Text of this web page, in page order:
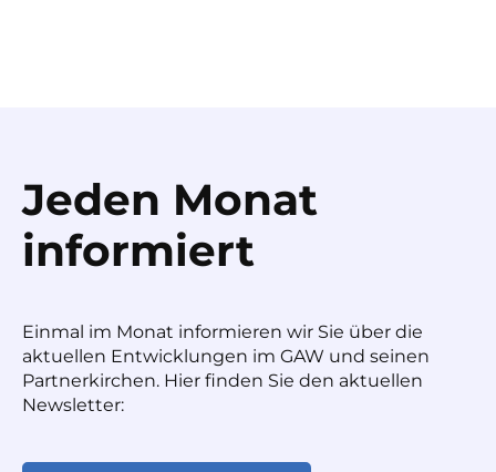
Jeden Monat
informiert
Einmal im Monat informieren wir Sie über die
aktuellen Entwicklungen im GAW und seinen
Partnerkirchen. Hier finden Sie den aktuellen
Newsletter: